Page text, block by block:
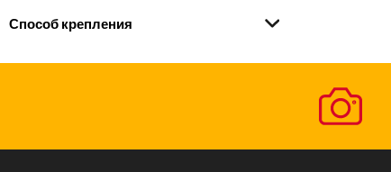
Способ крепления